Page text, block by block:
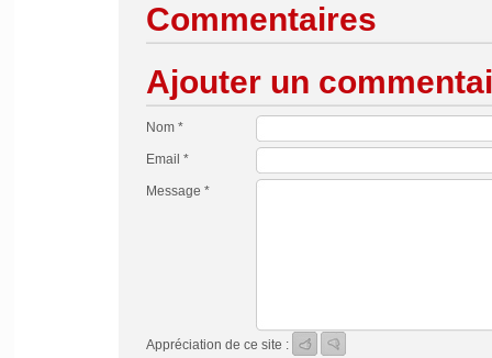
Commentaires
Ajouter un
Nom *
Email *
Message *
Appréciation de ce site :